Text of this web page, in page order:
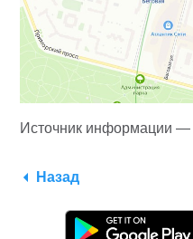
Источник информации —
Назад